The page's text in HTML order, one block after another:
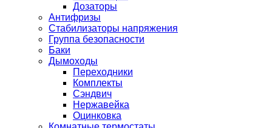
Дозаторы
Антифризы
Стабилизаторы напряжения
Группа безопасности
Баки
Дымоходы
Переходники
Комплекты
Сэндвич
Нержавейка
Оцинковка